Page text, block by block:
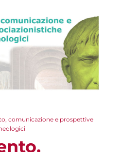
comunicazione e prospettive